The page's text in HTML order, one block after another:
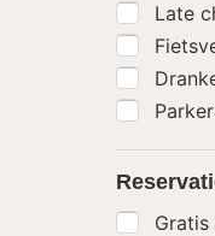
Late
Gratis